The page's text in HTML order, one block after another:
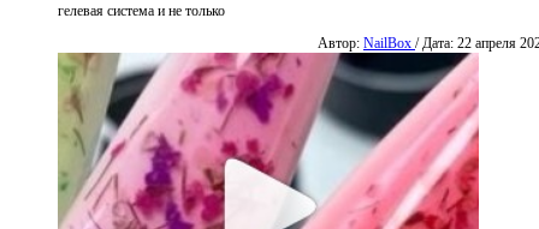
гелевая система и не только
Автор: NailBox / Дата: 22 апреля